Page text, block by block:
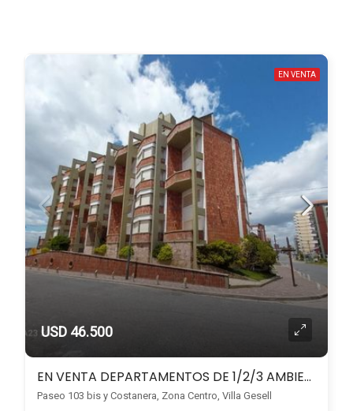
EN VENTA
USD 46.500
EN VENTA DEPARTAMENTOS DE 1/2/3 AMBIENTES, FRENTE AL MAR, EN VILLA GESELL
Paseo 103 bis y Costanera, Zona Centro, Villa Gesell